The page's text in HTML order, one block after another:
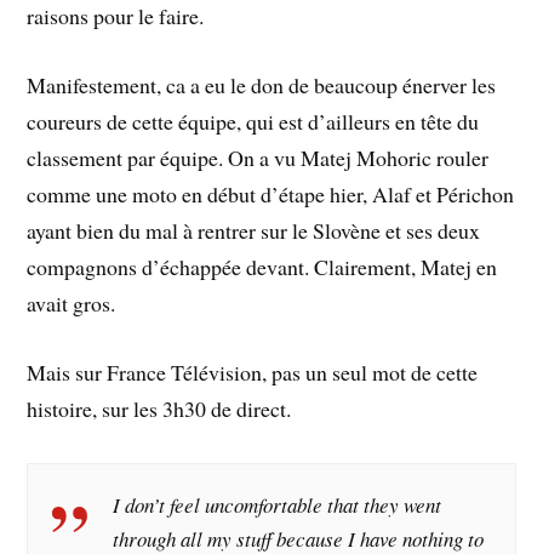
raisons pour le faire.
Manifestement, ca a eu le don de beaucoup énerver les
coureurs de cette équipe, qui est d’ailleurs en tête du
classement par équipe. On a vu Matej Mohoric rouler
comme une moto en début d’étape hier, Alaf et Périchon
ayant bien du mal à rentrer sur le Slovène et ses deux
compagnons d’échappée devant. Clairement, Matej en
avait gros.
Mais sur France Télévision, pas un seul mot de cette
histoire, sur les 3h30 de direct.
I don’t feel uncomfortable that they went
through all my stuff because I have nothing to